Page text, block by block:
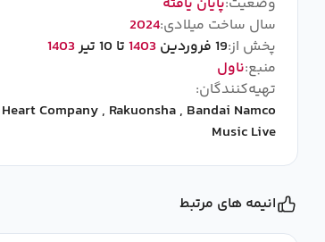
سال ساخت میلادی:2024
پخش از:19 فروردین 1403 تا 10 تیر
1403
منبع:ناول
تهیه‌کنندگان:
Heart Company , Rakuonsha , Bandai Namco
Music Live
انیمه های مرتبط